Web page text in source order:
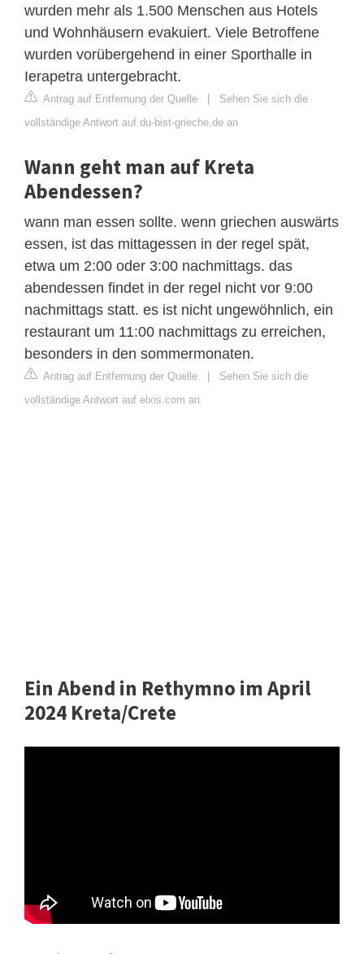
wurden mehr als 1.500 Menschen aus Hotels
und Wohnhäusern evakuiert. Viele Betroffene
wurden vorübergehend in einer Sporthalle in
Ierapetra untergebracht.
Antrag auf Entfernung der Quelle
Sehen Sie sich die
vollständige Antwort auf du-bist-grieche.de an
Wann geht man auf Kreta
Abendessen?
wann man essen sollte. wenn griechen auswärts
essen, ist das mittagessen in der regel spät,
etwa um 2:00 oder 3:00 nachmittags. das
abendessen findet in der regel nicht vor 9:00
nachmittags statt. es ist nicht ungewöhnlich, ein
restaurant um 11:00 nachmittags zu erreichen,
besonders in den sommermonaten.
Antrag auf Entfernung der Quelle
Sehen Sie sich die
vollständige Antwort auf elxis.com an
Ein Abend in Rethymno im April
2024 Kreta/Crete